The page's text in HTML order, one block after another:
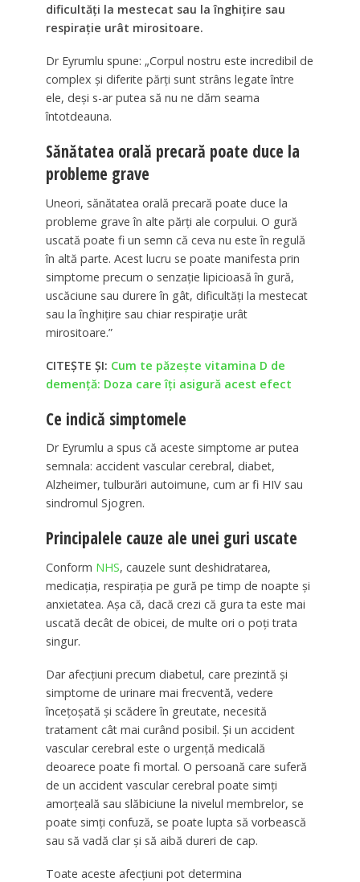
dificultăți la mestecat sau la înghițire sau
respirație urât mirositoare.
Dr Eyrumlu spune: „Corpul nostru este incredibil de
complex și diferite părți sunt strâns legate între
ele, deși s-ar putea să nu ne dăm seama
întotdeauna.
Sănătatea orală precară poate duce la
probleme grave
Uneori, sănătatea orală precară poate duce la
probleme grave în alte părți ale corpului. O gură
uscată poate fi un semn că ceva nu este în regulă
în altă parte. Acest lucru se poate manifesta prin
simptome precum o senzație lipicioasă în gură,
uscăciune sau durere în gât, dificultăți la mestecat
sau la înghițire sau chiar respirație urât
mirositoare.”
CITEȘTE ȘI: Cum te păzește vitamina D de
demență: Doza care îți asigură acest efect
Ce indică simptomele
Dr Eyrumlu a spus că aceste simptome ar putea
semnala: accident vascular cerebral, diabet,
Alzheimer, tulburări autoimune, cum ar fi HIV sau
sindromul Sjogren.
Principalele cauze ale unei guri uscate
Conform NHS, cauzele sunt deshidratarea,
medicația, respirația pe gură pe timp de noapte și
anxietatea. Așa că, dacă crezi că gura ta este mai
uscată decât de obicei, de multe ori o poți trata
singur.
Dar afecțiuni precum diabetul, care prezintă și
simptome de urinare mai frecventă, vedere
încețoșată și scădere în greutate, necesită
tratament cât mai curând posibil. Și un accident
vascular cerebral este o urgență medicală
deoarece poate fi mortal. O persoană care suferă
de un accident vascular cerebral poate simți
amorțeală sau slăbiciune la nivelul membrelor, se
poate simți confuză, se poate lupta să vorbească
sau să vadă clar și să aibă dureri de cap.
Toate aceste afecțiuni pot determina